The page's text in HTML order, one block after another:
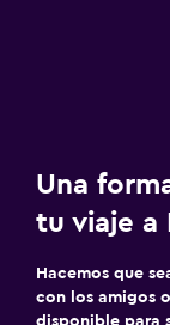
Una
tu viaje a
Hacemos que
con los amigos
disponible para